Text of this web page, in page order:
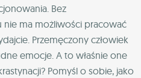
Bez
ma możliwości pracować
Przemęczony człowiek
emocje. A to właśnie one
Pomyśl o sobie, jako